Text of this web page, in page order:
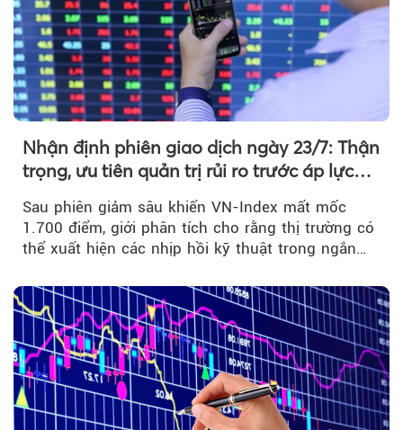
Nhận định phiên giao dịch ngày 23/7: Thận
trọng, ưu tiên quản trị rủi ro trước áp lực
Sau phiên giảm sâu khiến VN-Index mất mốc
1.700 điểm, giới phân tích cho rằng thị trường có
thể xuất hiện các nhịp hồi kỹ thuật trong ngắn